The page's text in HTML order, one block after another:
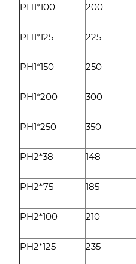
PH1*100 200
PH1*125 225
PH1*150 250
PH1*200 300
PH1*250 350
PH2*38 148
PH2*75 185
PH2*100 210
PH2*125 235